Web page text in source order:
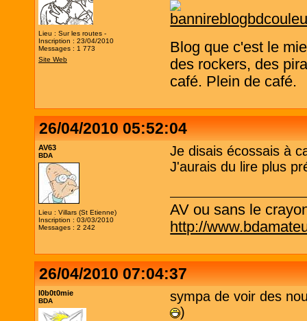
Lieu : Sur les routes -
Inscription : 23/04/2010
Messages : 1 773
Site Web
Blog que c'est le
des rockers, des
café. Plein de café.
26/04/2010 05:52:04
AV63
BDA
Lieu : Villars (St Etienne)
Inscription : 03/03/2010
Messages : 2 242
Je disais écossais à
J'aurais du lire plus
AV ou sans le
http://
26/04/2010 07:04:37
l0b0t0mie
BDA
sympa de voir des
)